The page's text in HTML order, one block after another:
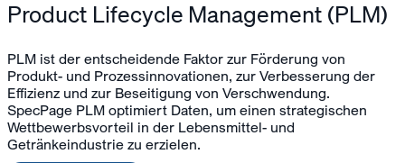
Product Lifecycle Management (PLM)
PLM ist der entscheidende Faktor zur Förderung von
Produkt- und Prozessinnovationen, zur Verbesserung der
Effizienz und zur Beseitigung von Verschwendung.
SpecPage PLM optimiert Daten, um einen strategischen
Wettbewerbsvorteil in der Lebensmittel- und
Getränkeindustrie zu erzielen.